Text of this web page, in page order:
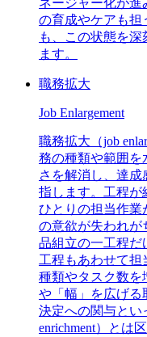
ネージャー化が
の育成やケアも担
も、この状態を
ます。
職務拡大
Job Enlargement
職務拡大（job
務の種類や範囲を
さを解消し、達
指します。工程が
ひとりの担当作業
の意欲が失われが
品組立の一工程だ
工程もあわせて
種類やタスク数を
や「幅」を広げる
決定への関与とい
enrichment）とは